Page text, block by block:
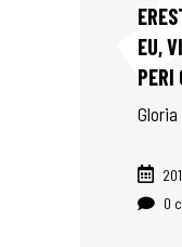
EU,
PERI
0